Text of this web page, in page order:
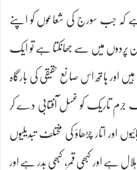
ہے کہ جب سورج کی شعاعوں کو اپنے
میں سے جھانکتا ہے تو ایک
اور ہاتھ اس صانع حقیقی کی بارگاہ
تاریک کو غسل آفتابی دے کر
اور اتار چڑھاؤ کی مختلف تبدیلیوں
ہے اور کبھی قمر، کبھی بدر ہے اور